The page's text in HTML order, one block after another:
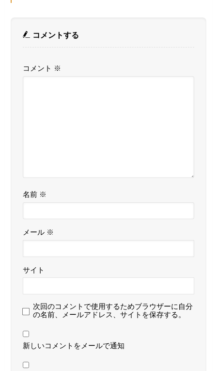
コメントする
コメント ※
名前 ※
メール ※
サイト
次回のコメントで使用するためブラウザーに自分
の名前、メールアドレス、サイトを保存する。
新しいコメントをメールで通知